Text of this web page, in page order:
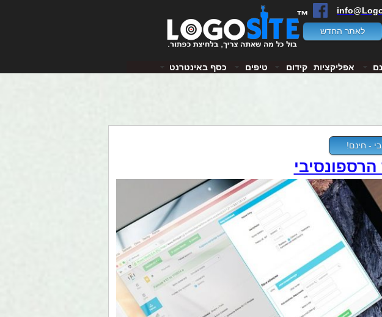
™
לאתר החדש
אפליקציות קידום טיפים כסף באינטרנט
- חינם!